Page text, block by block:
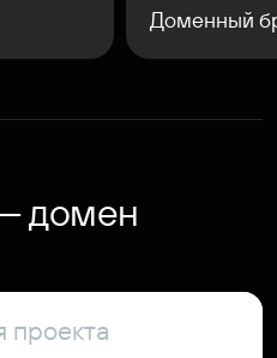
Доменный
домен